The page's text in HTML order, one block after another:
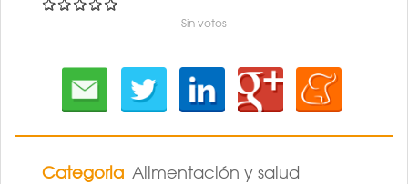
Sin votos
Categoria Alimentación y salud